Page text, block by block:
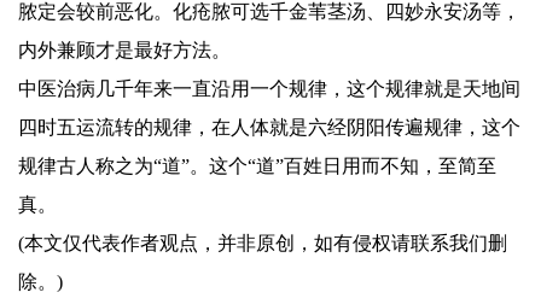
脓定会较前恶化。化疮脓可选千金苇茎汤、四妙永安汤等，
内外兼顾才是最好方法。
中医治病几千年来一直沿用一个规律，这个规律就是天地间
四时五运流转的规律，在人体就是六经阴阳传遍规律，这个
规律古人称之为“道”。这个“道”百姓日用而不知，至简至
真。
(本文仅代表作者观点，并非原创，如有侵权请联系我们删
除。)